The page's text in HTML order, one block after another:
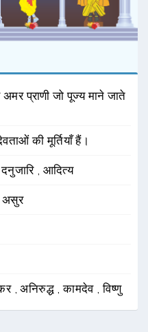
प्राणी जो पूज्य माने जाते
की मूर्तियाँ हैं।
,दनुजारि आदित्य
असुर
,अनिरुद्ध ,कामदेव ,विष्णु